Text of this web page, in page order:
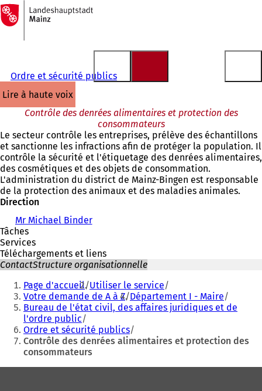
Accéder au contenu
Vers
la
page
d'accueil
Ordre et sécurité publics
lire à haute voix
Contrôle des denrées alimentaires et protection des
consommateurs
Le secteur contrôle les entreprises, prélève des échantillons
et sanctionne les infractions afin de protéger la population. Il
contrôle la sécurité et l'étiquetage des denrées alimentaires,
des cosmétiques et des objets de consommation.
L'administration du district de Mainz-Bingen est responsable
de la protection des animaux et des maladies animales.
Direction
Mr Michael Binder
Tâches
Services
Téléchargements et liens
ContactStructure organisationnelle
Vous
êtes
ici
Page d'accueil Utiliser le service
Votre demande de A à Z Département I - Maire
Bureau de l'état civil, des affaires juridiques et de
l'ordre public
Ordre et sécurité publics
Contrôle des denrées alimentaires et protection des
consommateurs